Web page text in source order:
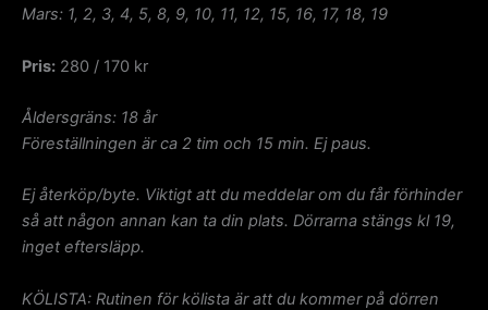
Mars: 1, 2, 3, 4, 5, 8, 9, 10, 11, 12, 15, 16, 17, 18, 19
Pris: 280 / 170 kr
Åldersgräns: 18 år
Föreställningen är ca 2 tim och 15 min. Ej paus.
Ej återköp/byte. Viktigt att du meddelar om du får förhinder
så att någon annan kan ta din plats. Dörrarna stängs kl 19,
inget eftersläpp.
KÖLISTA: Rutinen för kölista är att du kommer på dörren